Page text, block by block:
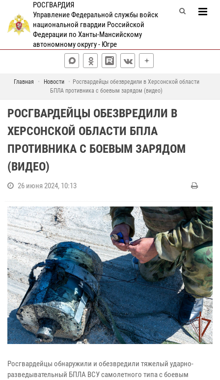
РОСГВАРДИЯ
Управление Федеральной службы войск
национальной гвардии Российской
Федерации по Ханты-Мансийскому
автономному округу - Югре
Главная Новости
Росгвардейцы обезвредили в Херсонской области
БПЛА противника с боевым зарядом (видео)
РОСГВАРДЕЙЦЫ ОБЕЗВРЕДИЛИ В
ХЕРСОНСКОЙ ОБЛАСТИ БПЛА
ПРОТИВНИКА С БОЕВЫМ ЗАРЯДОМ
(ВИДЕО)
26 июня 2024, 10:13
Росгвардейцы обнаружили и обезвредили тяжелый ударно-
разведывательный БПЛА ВСУ самолетного типа с боевым